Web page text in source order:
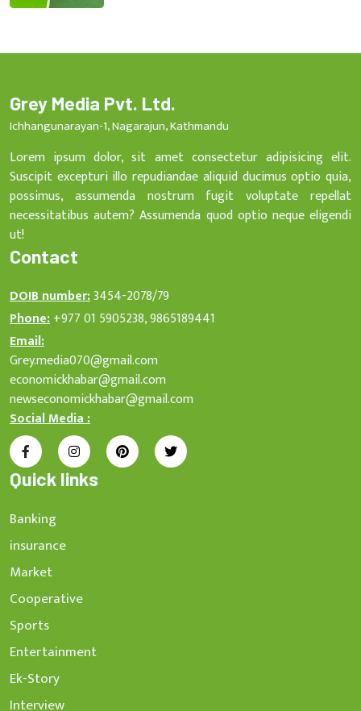
Grey Media Pvt. Ltd.
Ichhangunarayan-1, Nagarajun, Kathmandu
Lorem ipsum dolor, sit amet consectetur adipisicing elit.
Suscipit excepturi illo repudiandae aliquid ducimus optio quia,
possimus, assumenda nostrum fugit voluptate repellat
necessitatibus autem? Assumenda quod optio neque eligendi
ut!
Contact
DOIB number:3454-2078/79
Phone:+977 01 5905238, 9865189441
Email:
Grey.media070@gmail.com
economickhabar@gmail.com
newseconomickhabar@gmail.com
Social Media :
Quick links
Banking
insurance
Market
Cooperative
Sports
Entertainment
Ek-Story
Interview